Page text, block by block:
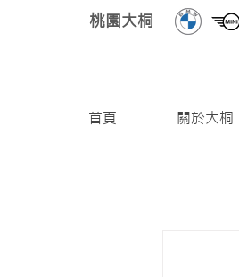
桃園大桐
首頁 關於大桐